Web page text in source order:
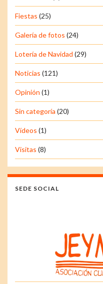
Fiestas (25)
Galería de fotos (24)
Lotería de Navidad (29)
Noticias (121)
Opinión (1)
Sin categoría (20)
Vídeos (1)
Visitas (8)
SEDE SOCIAL